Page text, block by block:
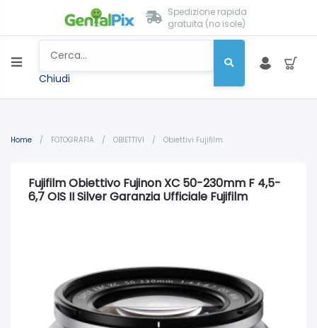
Spedizione rapida
gratuita (no isole)
Chiudi
Home / FOTOGRAFIA / OBIETTIVI / Obiettivi Fujifilm
Fujifilm Obiettivo Fujinon XC 50-230mm F 4,5-
6,7 OIS II Silver Garanzia Ufficiale Fujifilm